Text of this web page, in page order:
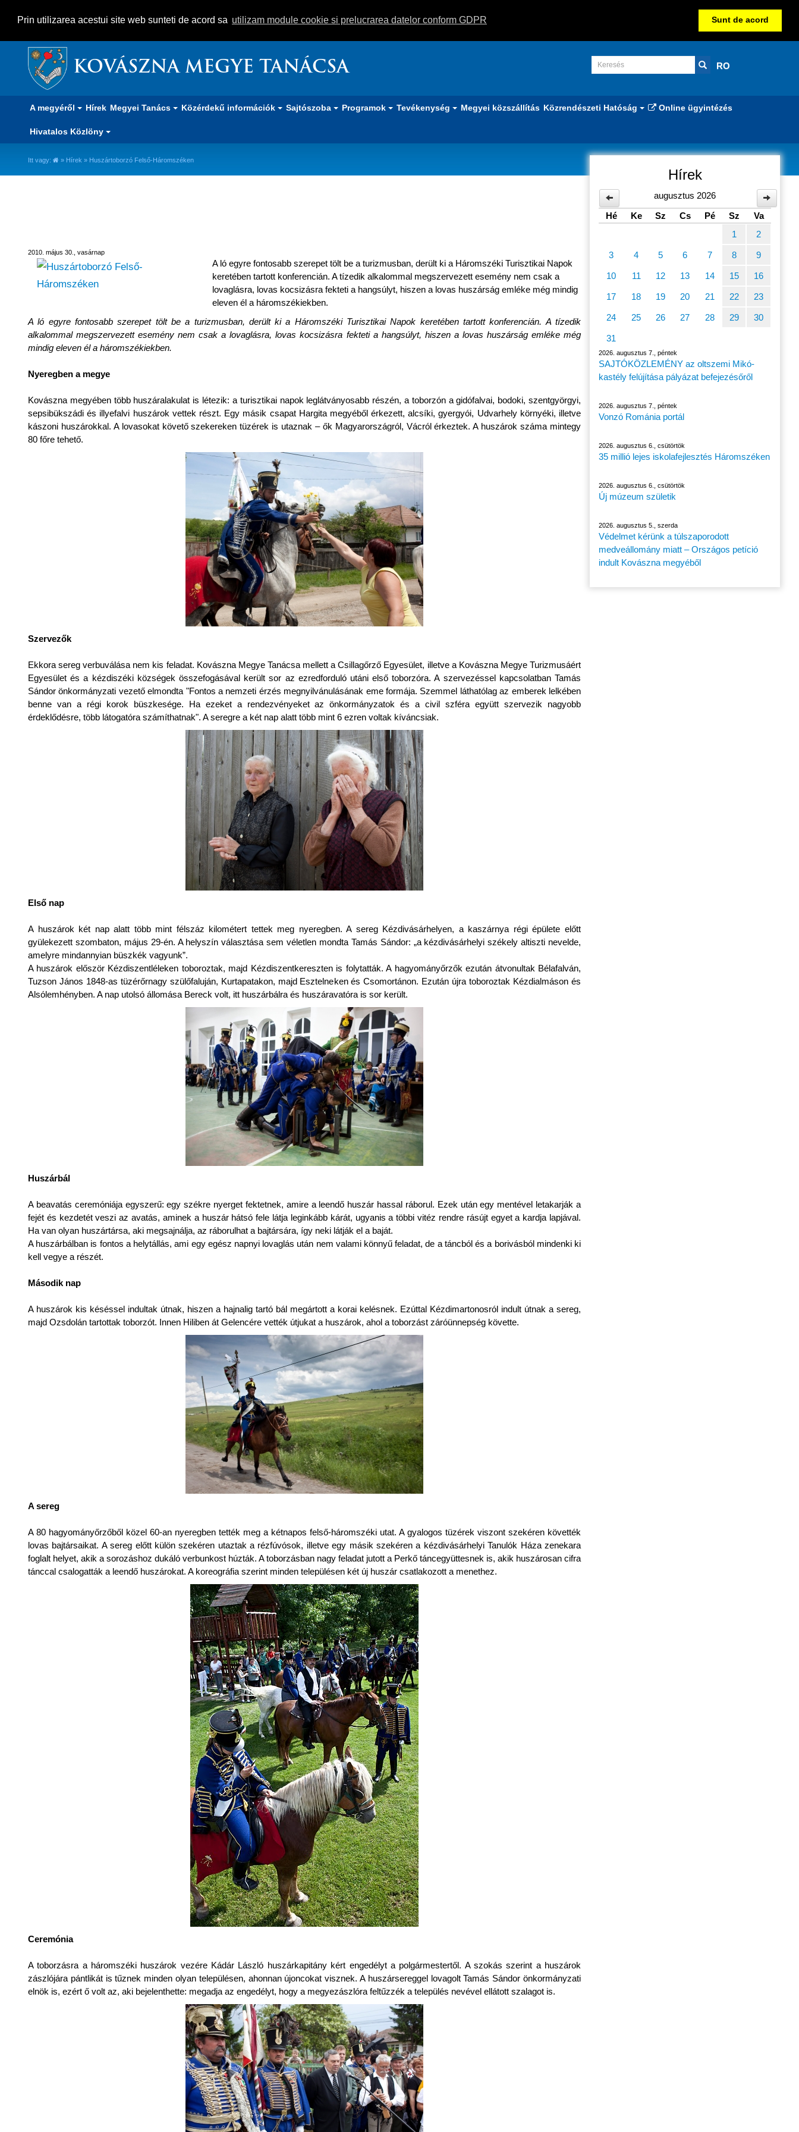
Prin utilizarea acestui site web sunteti de acord sa utilizam module cookie si prelucrarea datelor conform GDPR Sunt de acord
KOVÁSZNA MEGYE TANÁCSA RO
A megyéről Hírek Megyei Tanács Közérdekű információk Sajtószoba Programok Tevékenység Megyei közszállítás Közrendészeti Hatóság Online ügyintézés
Hivatalos Közlöny
Itt vagy: » Hírek » Huszártoborzó Felső-Háromszéken
2010. május 30., vasárnap
A ló egyre fontosabb szerepet tölt be a turizmusban, derült ki a Háromszéki Turisztikai Napok
keretében tartott konferencián. A tízedik alkalommal megszervezett esemény nem csak a
lovaglásra, lovas kocsizásra fekteti a hangsúlyt, hiszen a lovas huszárság emléke még mindig
eleven él a háromszékiekben.
A ló egyre fontosabb szerepet tölt be a turizmusban, derült ki a Háromszéki Turisztikai Napok keretében tartott konferencián. A tízedik
alkalommal megszervezett esemény nem csak a lovaglásra, lovas kocsizásra fekteti a hangsúlyt, hiszen a lovas huszárság emléke még
mindig eleven él a háromszékiekben.
Nyeregben a megye
Kovászna megyében több huszáralakulat is létezik: a turisztikai napok leglátványosabb részén, a toborzón a gidófalvai, bodoki, szentgyörgyi,
sepsibükszádi és illyefalvi huszárok vettek részt. Egy másik csapat Hargita megyéből érkezett, alcsíki, gyergyói, Udvarhely környéki, illetve
kászoni huszárokkal. A lovasokat követő szekereken tüzérek is utaznak – ők Magyarországról, Vácról érkeztek. A huszárok száma mintegy
80 főre tehető.
Szervezők
Ekkora sereg verbuválása nem kis feladat. Kovászna Megye Tanácsa mellett a Csillagőrző Egyesület, illetve a Kovászna Megye Turizmusáért
Egyesület és a kézdiszéki községek összefogásával került sor az ezredforduló utáni első toborzóra. A szervezéssel kapcsolatban Tamás
Sándor önkormányzati vezető elmondta "Fontos a nemzeti érzés megnyilvánulásának eme formája. Szemmel láthatólag az emberek lelkében
benne van a régi korok büszkesége. Ha ezeket a rendezvényeket az önkormányzatok és a civil szféra együtt szervezik nagyobb
érdeklődésre, több látogatóra számíthatnak". A seregre a két nap alatt több mint 6 ezren voltak kíváncsiak.
Első nap
A huszárok két nap alatt több mint félszáz kilométert tettek meg nyeregben. A sereg Kézdivásárhelyen, a kaszárnya régi épülete előtt
gyülekezett szombaton, május 29-én. A helyszín választása sem véletlen mondta Tamás Sándor: „a kézdivásárhelyi székely altiszti nevelde,
amelyre mindannyian büszkék vagyunk”.
A huszárok először Kézdiszentléleken toboroztak, majd Kézdiszentkereszten is folytatták. A hagyományőrzők ezután átvonultak Bélafalván,
Tuzson János 1848-as tüzérőrnagy szülőfaluján, Kurtapatakon, majd Esztelneken és Csomortánon. Ezután újra toboroztak Kézdialmáson és
Alsólemhényben. A nap utolsó állomása Bereck volt, itt huszárbálra és huszáravatóra is sor került.
Huszárbál
A beavatás ceremóniája egyszerű: egy székre nyerget fektetnek, amire a leendő huszár hassal ráborul. Ezek után egy mentével letakarják a
fejét és kezdetét veszi az avatás, aminek a huszár hátsó fele látja leginkább kárát, ugyanis a többi vitéz rendre rásújt egyet a kardja lapjával.
Ha van olyan huszártársa, aki megsajnálja, az ráborulhat a bajtársára, így neki látják el a baját.
A huszárbálban is fontos a helytállás, ami egy egész napnyi lovaglás után nem valami könnyű feladat, de a táncból és a borivásból mindenki ki
kell vegye a részét.
Második nap
A huszárok kis késéssel indultak útnak, hiszen a hajnalig tartó bál megártott a korai kelésnek. Ezúttal Kézdimartonosról indult útnak a sereg,
majd Ozsdolán tartottak toborzót. Innen Hiliben át Gelencére vették útjukat a huszárok, ahol a toborzást záróünnepség követte.
A sereg
A 80 hagyományőrzőből közel 60-an nyeregben tették meg a kétnapos felső-háromszéki utat. A gyalogos tüzérek viszont szekéren követték
lovas bajtársaikat. A sereg előtt külön szekéren utaztak a rézfúvósok, illetve egy másik szekéren a kézdivásárhelyi Tanulók Háza zenekara
foglalt helyet, akik a sorozáshoz dukáló verbunkost húzták. A toborzásban nagy feladat jutott a Perkő táncegyüttesnek is, akik huszárosan cifra
tánccal csalogatták a leendő huszárokat. A koreográfia szerint minden településen két új huszár csatlakozott a menethez.
Ceremónia
A toborzásra a háromszéki huszárok vezére Kádár László huszárkapitány kért engedélyt a polgármestertől. A szokás szerint a huszárok
zászlójára pántlikát is tűznek minden olyan településen, ahonnan újoncokat visznek. A huszársereggel lovagolt Tamás Sándor önkormányzati
elnök is, ezért ő volt az, aki bejelenthette: megadja az engedélyt, hogy a megyezászlóra feltűzzék a település nevével ellátott szalagot is.
Hírek
augusztus 2026
Hé
Ke Sz Cs Pé Sz
Va
1
2
3 4 5 6 7 8 9
10 11 12 13 14 15 16
17 18 19 20 21 22 23
24 25 26 27 28 29 30
31
2026. augusztus 7., péntek
SAJTÓKÖZLEMÉNY az oltszemi Mikó-
kastély felújítása pályázat befejezésőről
2026. augusztus 7., péntek
Vonzó Románia portál
2026. augusztus 6., csütörtök
35 millió lejes iskolafejlesztés Háromszéken
2026. augusztus 6., csütörtök
Új múzeum születik
2026. augusztus 5., szerda
Védelmet kérünk a túlszaporodott
medveállomány miatt – Országos petíció
indult Kovászna megyéből